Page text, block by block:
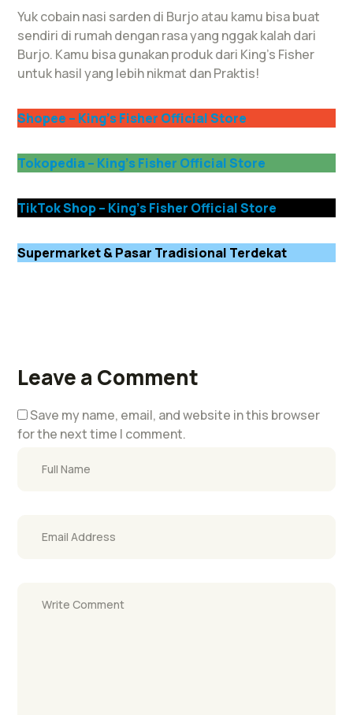
Yuk cobain nasi sarden di Burjo atau kamu bisa buat
sendiri di rumah dengan rasa yang nggak kalah dari
Burjo. Kamu bisa gunakan produk dari King’s Fisher
untuk hasil yang lebih nikmat dan Praktis!
Shopee – King’s Fisher Official Store
Tokopedia – King’s Fisher Official Store
TikTok Shop – King’s Fisher Official Store
Supermarket & Pasar Tradisional Terdekat
Leave a Comment
Save my name, email, and website in this browser
for the next time I comment.